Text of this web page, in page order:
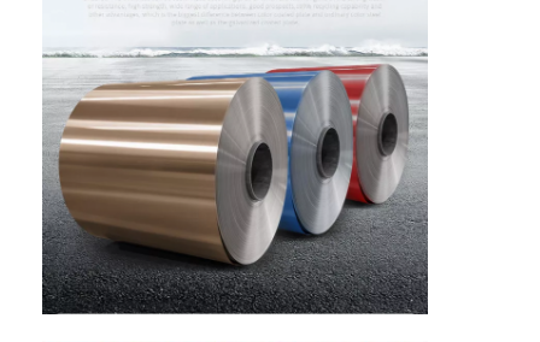
Visite de l'usine
Contrôle de qualité
Nous contacter
Nouvelles